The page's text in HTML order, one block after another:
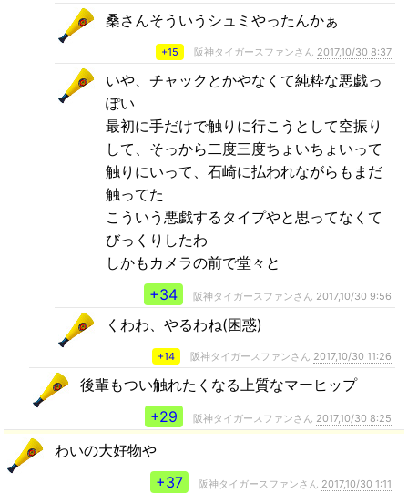
桑さんそういうシュミやったんかぁ
+15 阪神タイガースファンさん 2017,10/30 8:37
いや、チャックとかやなくて純粋な悪戯っ
ぽい
最初に手だけで触りに行こうとして空振り
して、そっから二度三度ちょいちょいって
触りにいって、石崎に払われながらもまだ
触ってた
こういう悪戯するタイプやと思ってなくて
びっくりしたわ
しかもカメラの前で堂々と
+34
阪神タイガースファンさん 2017,10/30 9:56
くわわ、やるわね(困惑)
+14 阪神タイガースファンさん 2017,10/30 11:26
後輩もつい触れたくなる上質なマーヒップ
+29
阪神タイガースファンさん 2017,10/30 8:25
わいの大好物や
+37
阪神タイガースファンさん 2017,10/30 1:11